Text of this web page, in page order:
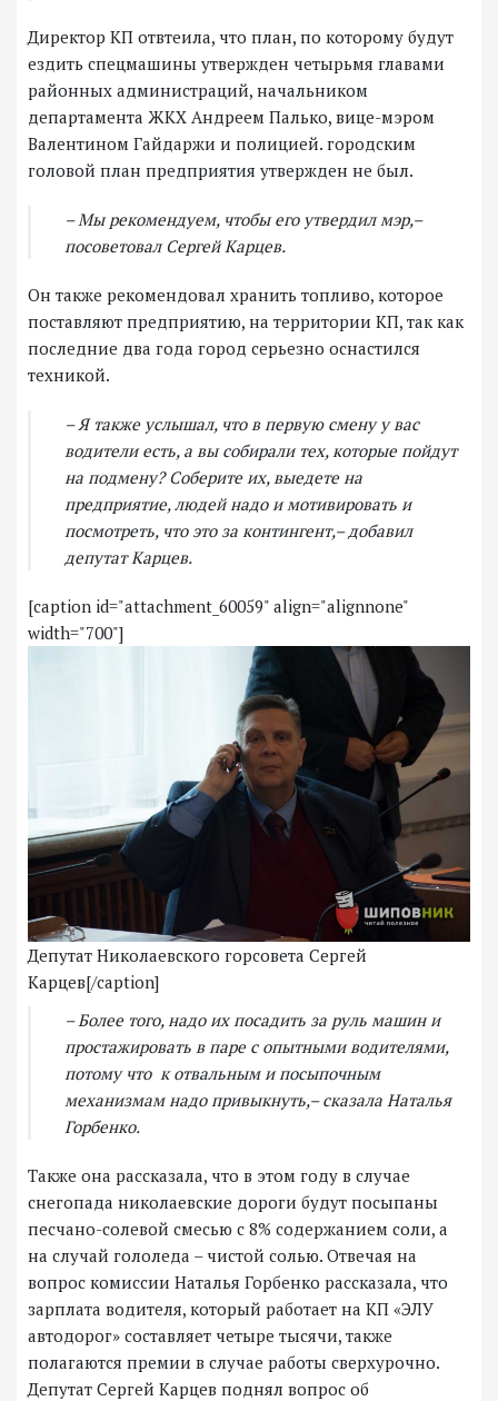
Директор КП отвтеила, что план, по которому будут
ездить спецмашины утвержден четырьмя главами
районных администраций, начальником
департамента ЖКХ Андреем Палько, вице-мэром
Валентином Гайдаржи и полицией. городским
головой план предприятия утвержден не был.
– Мы рекомендуем, чтобы его утвердил мэр,–
посоветовал Сергей Карцев.
Он также рекомендовал хранить топливо, которое
поставляют предприятию, на территории КП, так как
последние два года город серьезно оснастился
техникой.
– Я также услышал, что в первую смену у вас
водители есть, а вы собирали тех, которые пойдут
на подмену? Соберите их, выедете на
предприятие, людей надо и мотивировать и
посмотреть, что это за контингент,– добавил
депутат Карцев.
[caption id="attachment_60059" align="alignnone"
width="700"]
Депутат Николаевского горсовета Сергей
Карцев[/caption]
– Более того, надо их посадить за руль машин и
простажировать в паре с опытными водителями,
потому что к отвальным и посыпочным
механизмам надо привыкнуть,– сказала Наталья
Горбенко.
Также она рассказала, что в этом году в случае
снегопада николаевские дороги будут посыпаны
песчано-солевой смесью с 8% содержанием соли, а
на случай гололеда – чистой солью. Отвечая на
вопрос комиссии Наталья Горбенко рассказала, что
зарплата водителя, который работает на КП «ЭЛУ
автодорог» составляет четыре тысячи, также
полагаются премии в случае работы сверхурочно.
Депутат Сергей Карцев поднял вопрос об